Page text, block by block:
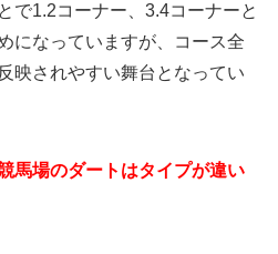
で1.2コーナー、3.4コーナーと
になっていますが、コース全
映されやすい舞台となってい
馬場のダートはタイプが違い